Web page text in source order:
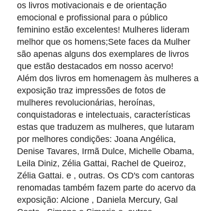
os livros motivacionais e de orientação
emocional e profissional para o público
feminino estão excelentes! Mulheres lideram
melhor que os homens;Sete faces da Mulher
são apenas alguns dos exemplares de livros
que estão destacados em nosso acervo!
Além dos livros em homenagem às mulheres a
exposição traz impressões de fotos de
mulheres revolucionárias, heroínas,
conquistadoras e intelectuais, características
estas que traduzem as mulheres, que lutaram
por melhores condições: Joana Angélica,
Denise Tavares, Irmã Dulce, Michelle Obama,
Leila Diniz, Zélia Gattai, Rachel de Queiroz,
Zélia Gattai. e , outras. Os CD's com cantoras
renomadas também fazem parte do acervo da
exposição: Alcione , Daniela Mercury, Gal